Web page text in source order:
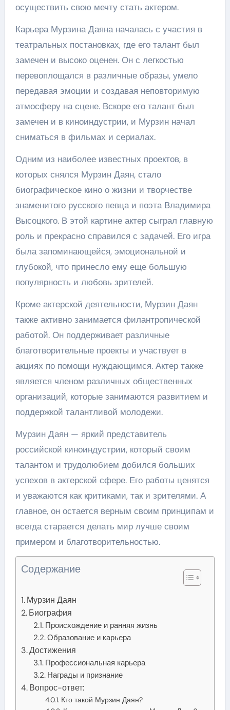
осуществить свою мечту стать актером.
Карьера Мурзина Даяна началась с участия в
театральных постановках, где его талант был
замечен и высоко оценен. Он с легкостью
перевоплощался в различные образы, умело
передавая эмоции и создавая неповторимую
атмосферу на сцене. Вскоре его талант был
замечен и в киноиндустрии, и Мурзин начал
сниматься в фильмах и сериалах.
Одним из наиболее известных проектов, в
которых снялся Мурзин Даян, стало
биографическое кино о жизни и творчестве
знаменитого русского певца и поэта Владимира
Высоцкого. В этой картине актер сыграл главную
роль и прекрасно справился с задачей. Его игра
была запоминающейся, эмоциональной и
глубокой, что принесло ему еще большую
популярность и любовь зрителей.
Кроме актерской деятельности, Мурзин Даян
также активно занимается филантропической
работой. Он поддерживает различные
благотворительные проекты и участвует в
акциях по помощи нуждающимся. Актер также
является членом различных общественных
организаций, которые занимаются развитием и
поддержкой талантливой молодежи.
Мурзин Даян — яркий представитель
российской киноиндустрии, который своим
талантом и трудолюбием добился больших
успехов в актерской сфере. Его работы ценятся
и уважаются как критиками, так и зрителями. А
главное, он остается верным своим принципам и
всегда старается делать мир лучше своим
примером и благотворительностью.
Содержание
Мурзин Даян
Биография
Происхождение и ранняя жизнь
Образование и карьера
Достижения
Профессиональная карьера
Награды и признание
Вопрос-ответ:
Кто такой Мурзин Даян?